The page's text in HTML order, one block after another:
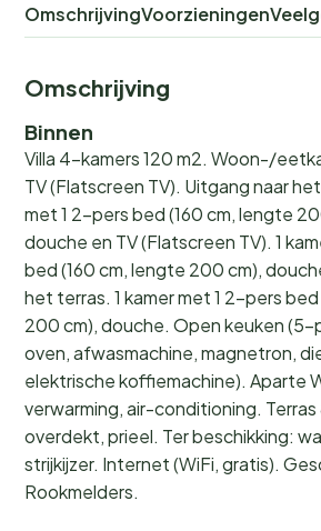
OmschrijvingVoorzieningen
Omschrijving
Binnen
Villa 4-kamers 120 m2. Woon-/
TV (Flatscreen TV). Uitgang naar
met 1 2-pers bed (160 cm, lengte
douche en TV (Flatscreen TV). 1
bed (160 cm, lengte 200 cm),
het terras. 1 kamer met 1 2-pers
200 cm), douche. Open keuken
oven, afwasmachine, magnetron,
elektrische koffiemachine). Aparte
verwarming, air-conditioning.
overdekt, prieel. Ter beschikking:
strijkijzer. Internet (WiFi, gratis).
Rookmelders.